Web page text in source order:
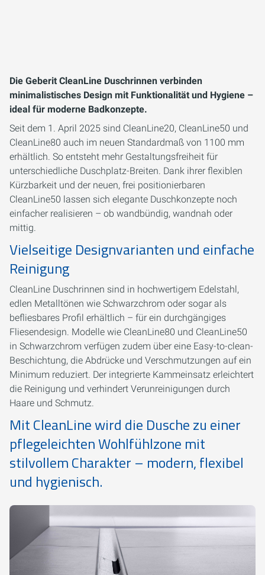
Die Geberit CleanLine Duschrinnen verbinden
minimalistisches Design mit Funktionalität und Hygiene –
ideal für moderne Badkonzepte.
Seit dem 1. April 2025 sind CleanLine20, CleanLine50 und
CleanLine80 auch im neuen Standardmaß von 1100 mm
erhältlich. So entsteht mehr Gestaltungsfreiheit für
unterschiedliche Duschplatz-Breiten. Dank ihrer flexiblen
Kürzbarkeit und der neuen, frei positionierbaren
CleanLine50 lassen sich elegante Duschkonzepte noch
einfacher realisieren – ob wandbündig, wandnah oder
mittig.
Vielseitige Designvarianten und einfache
Reinigung
CleanLine Duschrinnen sind in hochwertigem Edelstahl,
edlen Metalltönen wie Schwarzchrom oder sogar als
befliesbares Profil erhältlich – für ein durchgängiges
Fliesendesign. Modelle wie CleanLine80 und CleanLine50
in Schwarzchrom verfügen zudem über eine Easy-to-clean-
Beschichtung, die Abdrücke und Verschmutzungen auf ein
Minimum reduziert. Der integrierte Kammeinsatz erleichtert
die Reinigung und verhindert Verunreinigungen durch
Haare und Schmutz.
Mit CleanLine wird die Dusche zu einer
pflegeleichten Wohlfühlzone mit
stilvollem Charakter – modern, flexibel
und hygienisch.